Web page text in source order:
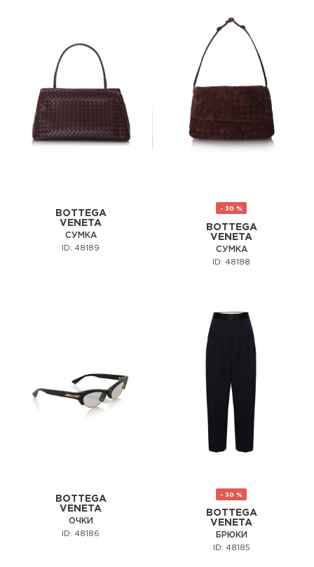
BOTTEGA
VENETA
СУМКА
ID: 48189
- 30 %
BOTTEGA
VENETA
СУМКА
ID: 48188
BOTTEGA
VENETA
ОЧКИ
ID: 48186
- 30 %
BOTTEGA
VENETA
БРЮКИ
ID: 48185